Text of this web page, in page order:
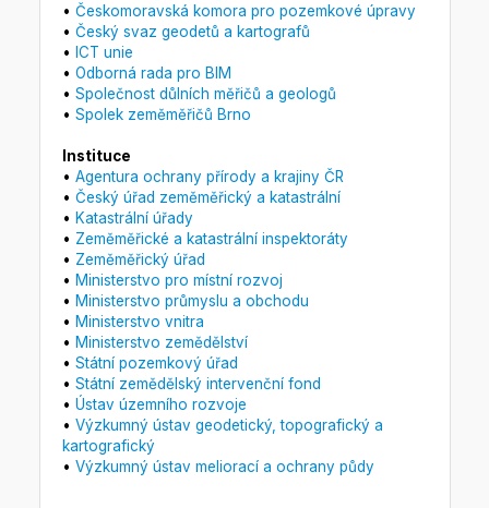
• Českomoravská komora pro pozemkové úpravy
• Český svaz geodetů a kartografů
• ICT unie
• Odborná rada pro BIM
• Společnost důlních měřičů a geologů
• Spolek zeměměřičů Brno
Instituce
• Agentura ochrany přírody a krajiny ČR
• Český úřad zeměměřický a katastrální
• Katastrální úřady
• Zeměměřické a katastrální inspektoráty
• Zeměměřický úřad
• Ministerstvo pro místní rozvoj
• Ministerstvo průmyslu a obchodu
• Ministerstvo vnitra
• Ministerstvo zemědělství
• Státní pozemkový úřad
• Státní zemědělský intervenční fond
• Ústav územního rozvoje
• Výzkumný ústav geodetický, topografický a
kartografický
• Výzkumný ústav meliorací a ochrany půdy